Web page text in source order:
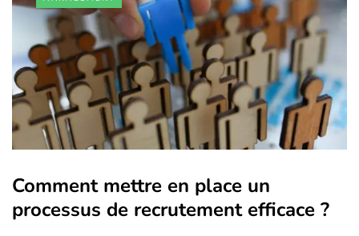
Comment mettre en place un
processus de recrutement efficace ?